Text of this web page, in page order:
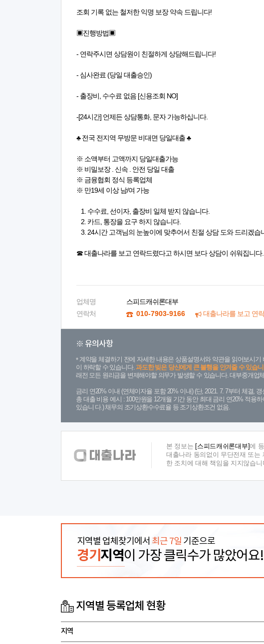
조회 기록 없는 철저한 익명 보장 약속 드립니다!
▣진행방법▣
- 연락주시면 상담원이 친절하게 상담해드립니다!
- 심사완료 (당일 대출승인)
- 출장비, 수수료 없음 [신용조회 NO]
-[24시간] 언제든 상담통화, 문자 가능하십니다.
♣ 전국 전지역 무방문 비대면 당일대출 ♣
※ 소액부터 고액까지 당일대출가능
※ 비밀보장 . 신속 . 안전 당일 대출
※ 금융협회 정식 등록업체
※ 만19세 이상 남/여 가능
1. 수수료, 선이자, 출장비 일체 받지 않습니다.
2. 카드, 통장을 요구 하지 않습니다.
3. 24시간 고객님의 눈높이에 맞추어서 친절 상담 도와 드리겠습
☎ 대출나라를 보고 연락드렸다고 하시면 보다 상담이 쉬워집니다.
업체명
스피드캐쉬론대부
연락처
010-7903-9166 대출나라를 보고 연
※ 유의사항
계약을 체결하기 전에 자세한 내용은 상품설명서와 약관을 읽어보시
이 하락할 수 있습니다.과도한 빚은 당신에게 큰 불행을 안겨줄 수 있습
래전 모든 원리금을 변제해야할 의무가 발생할 수 있습니다. 대부중개
금리 연20% 이내 (연체이자율 포함 20% 이내) (단, 2021. 7. 7부터 체결,
총 대출 비용 예시 : 100만원을 12개월 기간 동안 최대 금리 연20% 적용
있습니 다.) 채무의 조기상환수수료율 등 조기상환조건 없음.
본 정보는 [스피드캐쉬론대부]에
대출나라 동의없이 무단전재 또는
한 조치에 대해 책임을 지지않습니
지역별 업체찾기에서 최근 7일 기준으로
경기 지역이 가장 클릭수가 많았어요!
지역별 등록업체 현황
지역